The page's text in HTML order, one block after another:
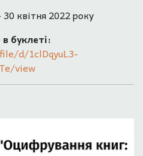
30 квітня 2022 року
буклеті:
d/1clDqyuL3-
view